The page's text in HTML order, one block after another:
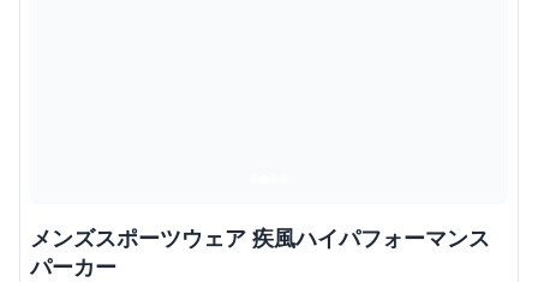
メンズスポーツウェア 疾風ハイパフォーマンス
パーカー